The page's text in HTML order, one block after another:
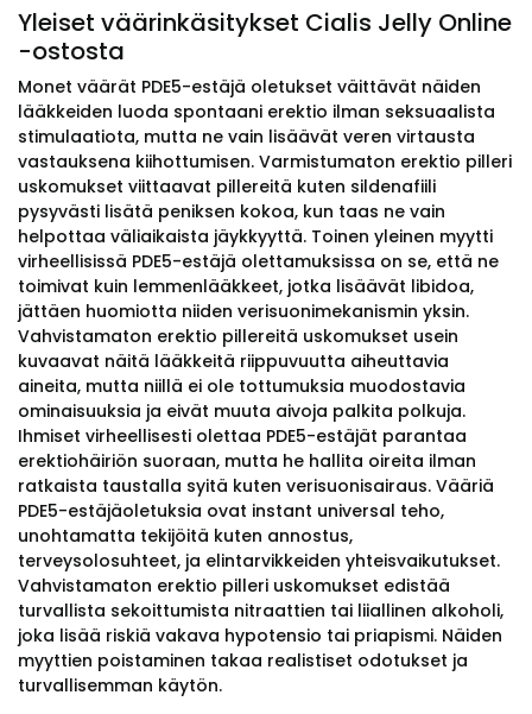
Yleiset väärinkäsitykset Cialis Jelly Online
-ostosta
Monet väärät PDE5-estäjä oletukset väittävät näiden
lääkkeiden luoda spontaani erektio ilman seksuaalista
stimulaatiota, mutta ne vain lisäävät veren virtausta
vastauksena kiihottumisen. Varmistumaton erektio pilleri
uskomukset viittaavat pillereitä kuten sildenafiili
pysyvästi lisätä peniksen kokoa, kun taas ne vain
helpottaa väliaikaista jäykkyyttä. Toinen yleinen myytti
virheellisissä PDE5-estäjä olettamuksissa on se, että ne
toimivat kuin lemmenlääkkeet, jotka lisäävät libidoa,
jättäen huomiotta niiden verisuonimekanismin yksin.
Vahvistamaton erektio pillereitä uskomukset usein
kuvaavat näitä lääkkeitä riippuvuutta aiheuttavia
aineita, mutta niillä ei ole tottumuksia muodostavia
ominaisuuksia ja eivät muuta aivoja palkita polkuja.
Ihmiset virheellisesti olettaa PDE5-estäjät parantaa
erektiohäiriön suoraan, mutta he hallita oireita ilman
ratkaista taustalla syitä kuten verisuonisairaus. Vääriä
PDE5-estäjäoletuksia ovat instant universal teho,
unohtamatta tekijöitä kuten annostus,
terveysolosuhteet, ja elintarvikkeiden yhteisvaikutukset.
Vahvistamaton erektio pilleri uskomukset edistää
turvallista sekoittumista nitraattien tai liiallinen alkoholi,
joka lisää riskiä vakava hypotensio tai priapismi. Näiden
myyttien poistaminen takaa realistiset odotukset ja
turvallisemman käytön.